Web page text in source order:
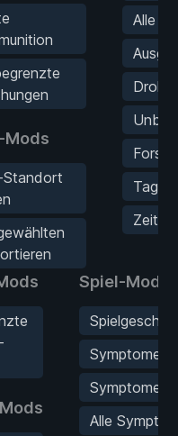
Mods
Alle
Tag
Spiel-Mods
Symptome
Symptome
Alle